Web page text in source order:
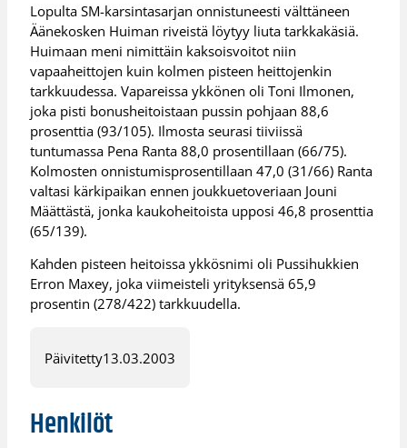
Lopulta SM-karsintasarjan onnistuneesti välttäneen
Äänekosken Huiman riveistä löytyy liuta tarkkakäsiä.
Huimaan meni nimittäin kaksoisvoitot niin
vapaaheittojen kuin kolmen pisteen heittojenkin
tarkkuudessa. Vapareissa ykkönen oli Toni Ilmonen,
joka pisti bonusheitoistaan pussin pohjaan 88,6
prosenttia (93/105). Ilmosta seurasi tiiviissä
tuntumassa Pena Ranta 88,0 prosentillaan (66/75).
Kolmosten onnistumisprosentillaan 47,0 (31/66) Ranta
valtasi kärkipaikan ennen joukkuetoveriaan Jouni
Määttästä, jonka kaukoheitoista upposi 46,8 prosenttia
(65/139).
Kahden pisteen heitoissa ykkösnimi oli Pussihukkien
Erron Maxey, joka viimeisteli yrityksensä 65,9
prosentin (278/422) tarkkuudella.
Päivitetty13.03.2003
Henkilöt